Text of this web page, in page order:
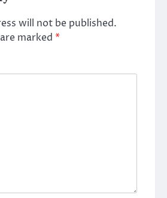
will not be published.
marked *